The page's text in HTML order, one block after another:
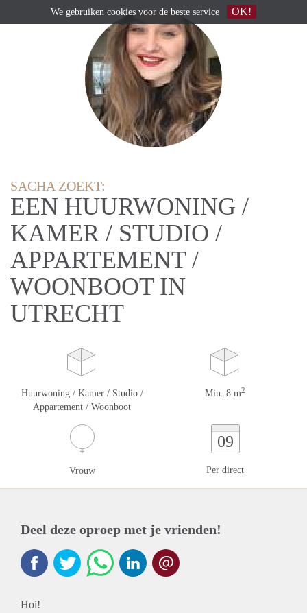
SACHA ZOEKT:
EEN HUURWONING /
KAMER / STUDIO /
APPARTEMENT /
WOONBOOT IN
UTRECHT
Huurwoning / Kamer / Studio /
Appartement / Woonboot
Min. 8 m2
Vrouw
09
Per direct
Deel deze oproep met je vrienden!
Hoi!
We gebruiken cookies voor de beste service OK!